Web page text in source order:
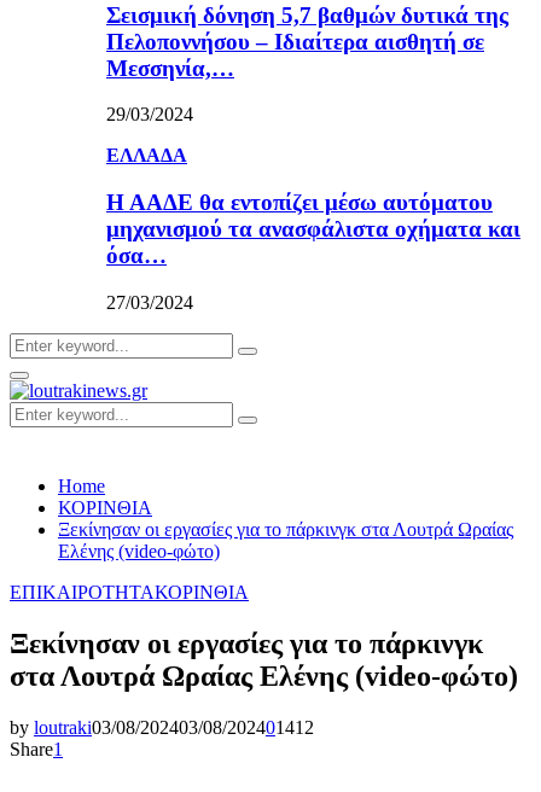
Σεισμική δόνηση 5,7 βαθμών δυτικά της
Πελοποννήσου – Ιδιαίτερα αισθητή σε
Μεσσηνία,…
29/03/2024
ΕΛΛΑΔΑ
Η ΑΑΔΕ θα εντοπίζει μέσω αυτόματου
μηχανισμού τα ανασφάλιστα οχήματα και
όσα…
27/03/2024
Search
for:
Search
Primary
Menu
Search
for:
Search
Home
ΚΟΡΙΝΘΙΑ
Ξεκίνησαν οι εργασίες για το πάρκινγκ στα Λουτρά Ωραίας
Ελένης (video-φώτο)
ΕΠΙΚΑΙΡΟΤΗΤΑΚΟΡΙΝΘΙΑ
Ξεκίνησαν οι εργασίες για το πάρκινγκ
στα Λουτρά Ωραίας Ελένης (video-φώτο)
by loutraki03/08/202403/08/202401412
Share1